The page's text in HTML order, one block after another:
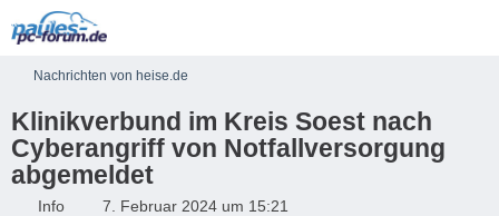
Nachrichten von heise.de
Klinikverbund im Kreis Soest nach
Cyberangriff von Notfallversorgung
abgemeldet
Info 7. Februar 2024 um 15:21